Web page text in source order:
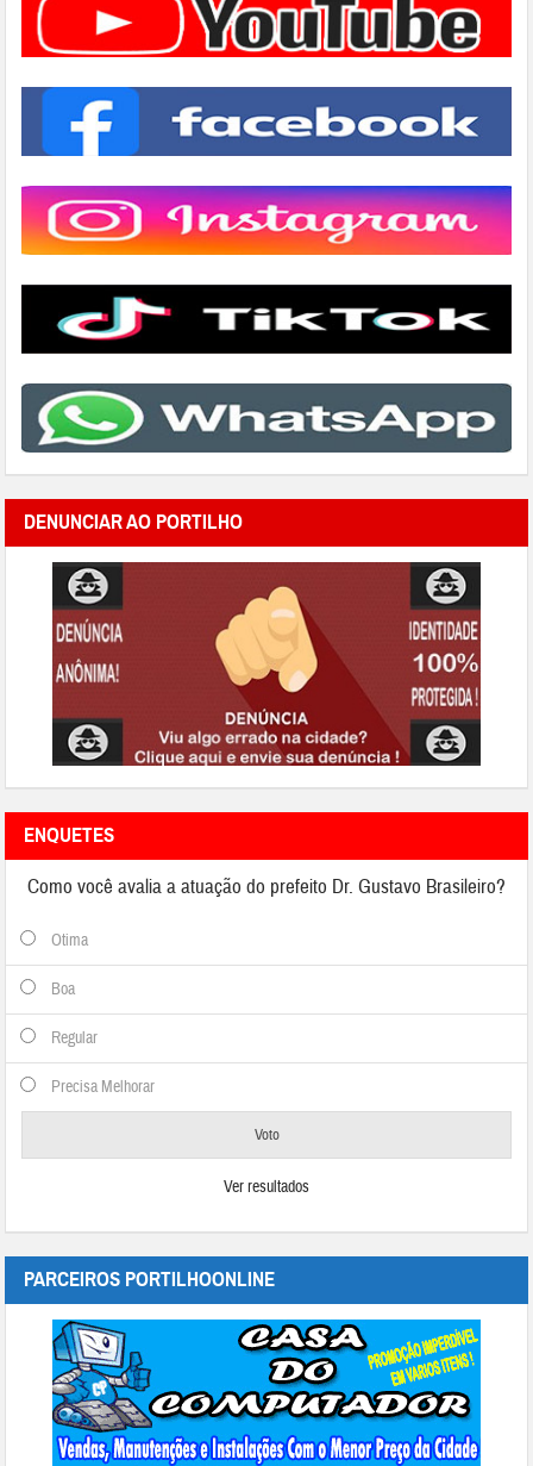
DENUNCIAR AO PORTILHO
ENQUETES
Como você avalia a atuação do prefeito Dr. Gustavo Brasileiro?
Otima
Boa
Regular
Precisa Melhorar
Ver resultados
PARCEIROS PORTILHOONLINE